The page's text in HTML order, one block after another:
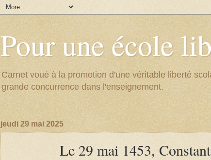
Pour une école
Carnet voué à la promotion d'une véritable liberté
grande concurrence dans l'enseignement.
jeudi 29 mai 2025
Le 29 mai 1453,